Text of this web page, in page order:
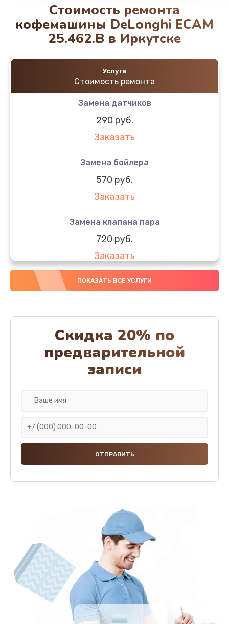
Стоимость ремонта
кофемашины DeLonghi ECAM
25.462.B в Иркутске
Услуга
Стоимость ремонта
Замена датчиков
290 руб.
Заказать
Замена бойлера
570 руб.
Заказать
Замена клапана пара
720 руб.
Заказать
Замена бака воды
Заказать
Чистка с разбором кофемашины
600 руб.
Заказать
Замена клапана дренажа
Ремонт капучинатора
Ремонт мультиклапана
590 руб.
Заказать
Комплексная профилактика
570 руб.
Заказать
ПОКАЗАТЬ ВСЕ УСЛУГИ
Скидка 20% по
предварительной
записи